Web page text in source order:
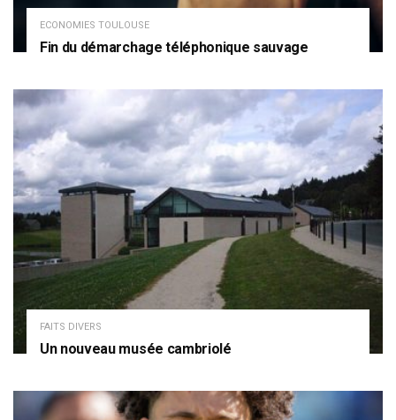
ECONOMIES TOULOUSE
Fin du démarchage téléphonique sauvage
FAITS DIVERS
Un nouveau musée cambriolé